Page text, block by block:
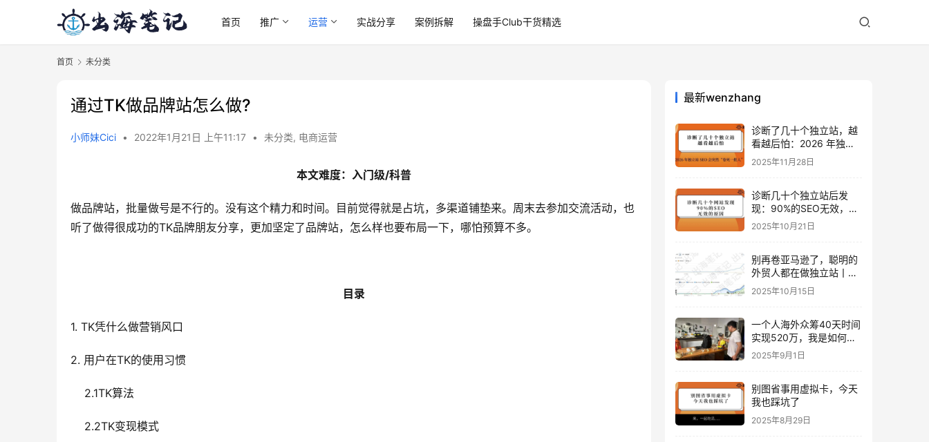
首页 推广 运营 实战分享 案例拆解 操盘手Club干货精选
首页 未分类
通过TK做品牌站怎么做?
小师妹Cici • 2022年1月21日 上午11:17 • 未分类, 电商运营
本文难度：入门级/科普
做品牌站，批量做号是不行的。没有这个精力和时间。目前觉得就是占坑，多渠道铺垫来。周末去参加交流活动，也
听了做得很成功的TK品牌朋友分享，更加坚定了品牌站，怎么样也要布局一下，哪怕预算不多。
目录
1. TK凭什么做营销风口
2. 用户在TK的使用习惯
2.1TK算法
2.2TK变现模式
最新wenzhang
诊断了几十个独立站，越
看越后怕：2026 年独立
站 SEO 可能会突然“卷死
一批人”？
2025年11月28日
诊断几十个独立站后发
现：90%的SEO无效，是
因为忽略了这关键一步
2025年10月21日
别再卷亚马逊了，聪明的
外贸人都在做独立站丨出
海笔记
2025年10月15日
一个人海外众筹40天时间
实现520万，我是如何做
到的？丨出海笔记
2025年9月1日
别图省事用虚拟卡，今天
我也踩坑了
2025年8月29日